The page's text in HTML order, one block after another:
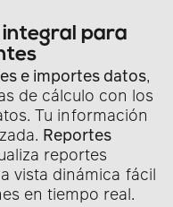
para
e importes datos,
de cálculo con los
Tu información
Reportes
reportes
vista dinámica fácil
en tiempo real.